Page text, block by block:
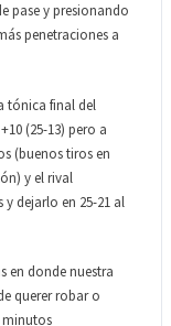
pase y presionando
penetraciones a
tónica final del
(25-13) pero a
(buenos tiros en
y el rival
dejarlo en 25-21 al
en donde nuestra
querer robar o
minutos